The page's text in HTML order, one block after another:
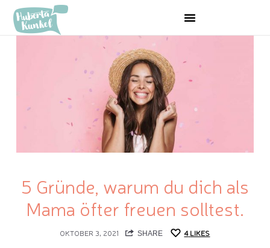
5 Gründe, warum du dich als
Mama öfter freuen solltest.
OKTOBER 3, 2021 SHARE 4 LIKES